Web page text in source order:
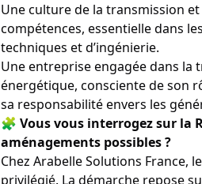
Une culture de la transmission
compétences, essentielle dans
techniques et d’ingénierie.
Une entreprise engagée dans la
énergétique, consciente de son
sa responsabilité envers les
🧩 Vous vous interrogez sur la
aménagements possibles ?
Chez Arabelle Solutions France,
privilégié. La démarche repose